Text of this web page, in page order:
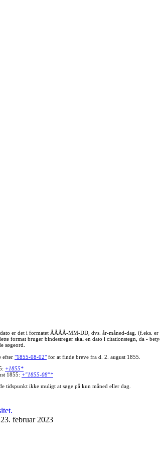
er det i formatet ÅÅÅÅ-MM-DD, dvs. år-måned-dag. (f.eks. er
format bruger bindestreger skal en dato i citationstegn, da -
søgeord.
efter "1855-08-02"for at finde breve fra d. 2. august 1855.
+1855*
1855: +"1855-08"*
tidspunkt ikke muligt at søge på kun måned eller dag.
februar 2023